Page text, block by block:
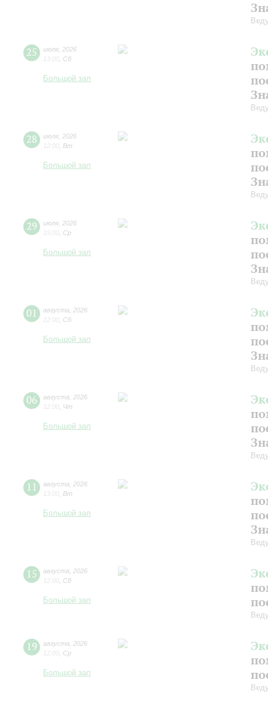
25 июля 2026
13:00 Сб
Большой зал
28 июля 2026
12:00 Вт
Большой зал
29 июля 2026
15:00 Ср
Большой зал
01 августа
2026
12:00 Сб
Большой зал
06 августа
2026
12:00 Чт
Большой зал
11 августа
2026
13:00 Вт
Большой зал
15 августа
2026
12:00 Сб
Большой зал
19 августа
2026
12:00 Ср
Большой зал